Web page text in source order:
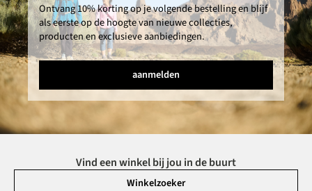
Ontvang 10% korting op je volgende bestelling en blijf
als eerste op de hoogte van nieuwe collecties,
producten en exclusieve aanbiedingen.
aanmelden
Vind een winkel bij jou in de buurt
Winkelzoeker